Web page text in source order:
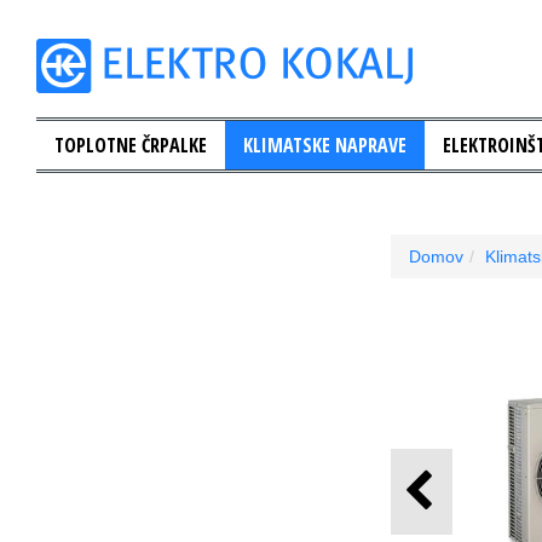
TOPLOTNE ČRPALKE KLIMATSKE NAPRAVE
Domov